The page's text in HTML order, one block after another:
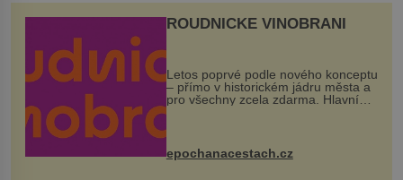
ROUDNICKÉ VINOBRANÍ
Letos poprvé podle nového konceptu
– přímo v historickém jádru města a
pro všechny zcela zdarma. Hlavní
program se odehraje na Karlově a
mohou těšit na víno, burčák, pes...
epochanacestach.cz